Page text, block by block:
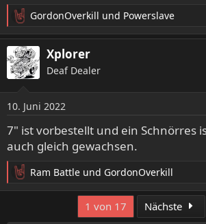
R
e
a
k
t
n
e
:
GordonOverkill und Powerslave
Xplorer
Deaf Dealer
10. Juni 2022
7" ist vorbestellt und ein Schnörres
auch gleich gewachsen.
R
e
Ram Battle und GordonOverkill
1 von 17 Nächste